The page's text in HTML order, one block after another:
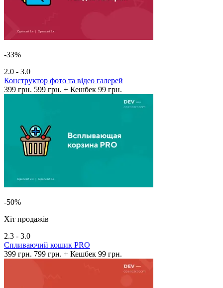
-33%
2.0 - 3.0
Конструктор фото та відео галерей
399 грн. 599 грн. + Кешбек 99 грн.
-50%
Хіт продажів
2.3 - 3.0
Спливаючий кошик PRO
399 грн. 799 грн. + Кешбек 99 грн.